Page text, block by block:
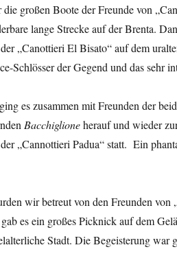
großen Boote der Freunde von
lange Strecke auf der Brenta.
„Canottieri El Bisato“ auf dem
Schlösser der Gegend und das sehr
es zusammen mit Freunden der
Bacchiglioneherauf und wieder
der „Cannottieri Padua“ statt. Ein
wir betreut von den Freunden
es ein großes Picknick auf dem
Stadt. Die Begeisterung war